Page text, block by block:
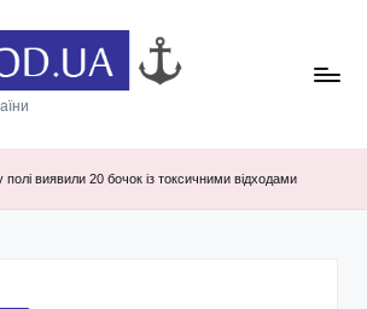
виявили 20 бочок із токсичними відходами